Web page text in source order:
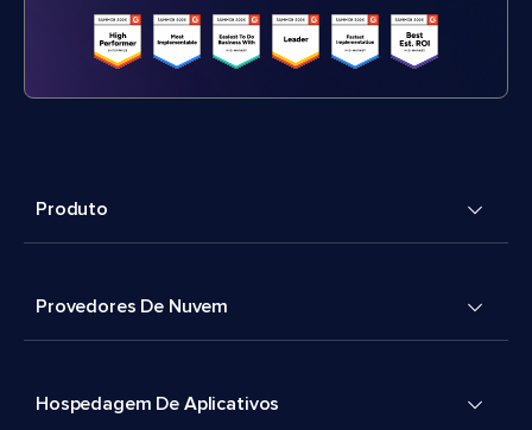
Produto
Provedores De Nuvem
Hospedagem De Aplicativos